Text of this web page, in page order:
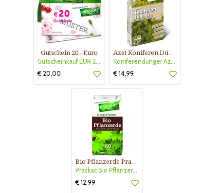
Gutschein 20.- Euro
Gutscheinkauf EUR 20.-
€ 20,00
Azet Koniferen Dünger
Koniferendünger Azet
€ 14,99
Bio Pflanzerde Praskac
Praskac Bio Pflanzerde
€ 12,99